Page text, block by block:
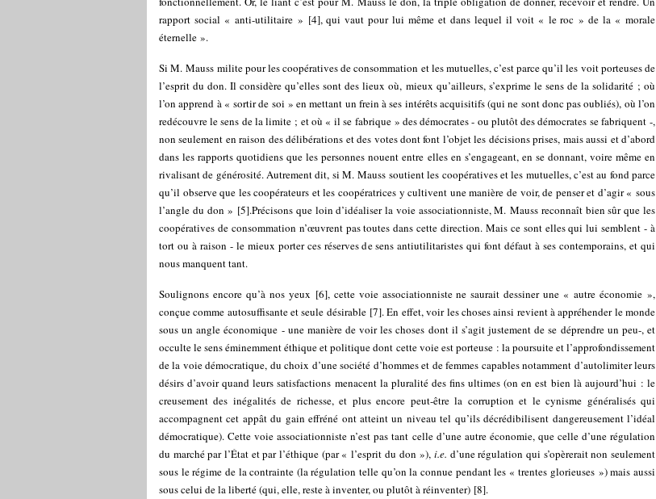
rapport social « anti-utilitaire » [4], qui vaut pour lui même et dans lequel il voit « le roc » de la « morale
éternelle ».
Si M. Mauss milite pour les coopératives de consommation et les mutuelles, c’est parce qu’il les voit porteuses de
l’esprit du don. Il considère qu’elles sont des lieux où, mieux qu’ailleurs, s’exprime le sens de la solidarité ; où
l’on apprend à « sortir de soi » en mettant un frein à ses intérêts acquisitifs (qui ne sont donc pas oubliés), où l’on
redécouvre le sens de la limite ; et où « il se fabrique » des démocrates - ou plutôt des démocrates se fabriquent -,
non seulement en raison des délibérations et des votes dont font l’objet les décisions prises, mais aussi et d’abord
dans les rapports quotidiens que les personnes nouent entre elles en s’engageant, en se donnant, voire même en
rivalisant de générosité. Autrement dit, si M. Mauss soutient les coopératives et les mutuelles, c’est au fond parce
qu’il observe que les coopérateurs et les coopératrices y cultivent une manière de voir, de penser et d’agir « sous
l’angle du don » [5].Précisons que loin d’idéaliser la voie associationniste, M. Mauss reconnaît bien sûr que les
coopératives de consommation n’œuvrent pas toutes dans cette direction. Mais ce sont elles qui lui semblent - à
tort ou à raison - le mieux porter ces réserves de sens antiutilitaristes qui font défaut à ses contemporains, et qui
nous manquent tant.
Soulignons encore qu’à nos yeux [6], cette voie associationniste ne saurait dessiner une « autre économie »,
conçue comme autosuffisante et seule désirable[7]. En effet, voir les choses ainsi revient à appréhender le monde
sous un angle économique - une manière de voir les choses dont il s’agit justement de se déprendre un peu-, et
occulte le sens éminemment éthique et politique dont cette voie est porteuse : la poursuite et l’approfondissement
de la voie démocratique, du choix d’une société d’hommes et de femmes capables notamment d’autolimiter leurs
désirs d’avoir quand leurs satisfactions menacent la pluralité des fins ultimes (on en est bien là aujourd’hui : le
creusement des inégalités de richesse, et plus encore peut-être la corruption et le cynisme généralisés qui
accompagnent cet appât du gain effréné ont atteint un niveau tel qu’ils décrédibilisent dangereusement l’idéal
démocratique). Cette voie associationniste n’est pas tant celle d’une autre économie, que celle d’une régulation
du marché par l’État et par l’éthique (par « l’esprit du don »), i.e. d’une régulation qui s’opèrerait non seulement
sous le régime de la contrainte (la régulation telle qu’on la connue pendant les « trentes glorieuses ») mais aussi
sous celui de la liberté (qui, elle, reste à inventer, ou plutôt à réinventer) [8].